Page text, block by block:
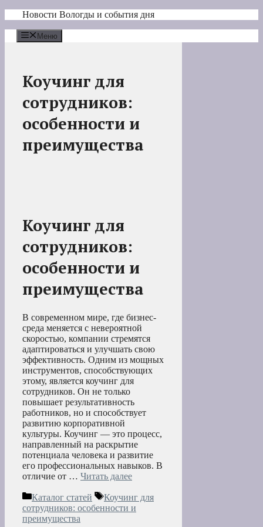
Перейти
содержимому
Новости Вологды и события дня
Меню
Коучинг для
сотрудников:
особенности и
преимущества
Коучинг для
сотрудников:
особенности и
преимущества
В современном мире, где бизнес-
среда меняется с невероятной
скоростью, компании стремятся
адаптироваться и улучшать свою
эффективность. Одним из мощных
инструментов, способствующих
этому, является коучинг для
сотрудников. Он не только
повышает результативность
работников, но и способствует
развитию корпоративной
культуры. Коучинг — это процесс,
направленный на раскрытие
потенциала человека и развитие
его профессиональных навыков. В
отличие от … Читать далее
Рубрики
Каталог статей Метки
Коучинг для
сотрудников: особенности и
преимущества